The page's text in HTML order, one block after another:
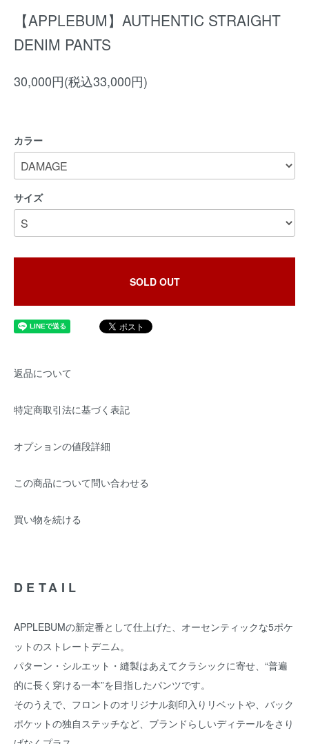
【APPLEBUM】AUTHENTIC STRAIGHT
DENIM PANTS
30,000円(税込33,000円)
カラー
サイズ
SOLD OUT
返品について
特定商取引法に基づく表記
オプションの値段詳細
この商品について問い合わせる
買い物を続ける
DETAIL
APPLEBUMの新定番として仕上げた、オーセンティックな5ポケ
ットのストレートデニム。
パターン・シルエット・縫製はあえてクラシックに寄せ、“普遍
的に長く穿ける一本”を目指したパンツです。
そのうえで、フロントのオリジナル刻印入りリベットや、バック
ポケットの独自ステッチなど、ブランドらしいディテールをさり